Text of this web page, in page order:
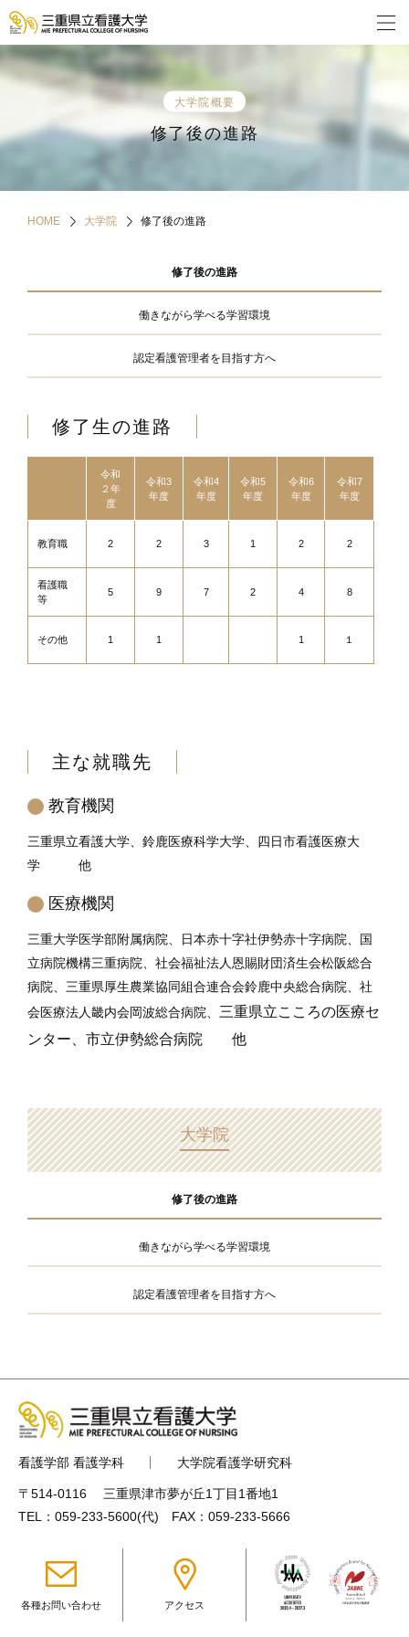
大学院概要
修了後の進路
HOME 大学院 修了後の進路
修了後の進路
働きながら学べる学習環境
認定看護管理者を目指す方へ
修了生の進路
令和
２年
度
令和3
年度
令和4
年度
令和5
年度
令和6
年度
令和7
年度
教育職 2 2 3 1 2 2
看護職
等
5 9 7 2 4 8
その他 1 1 1 １
主な就職先
教育機関
三重県立看護大学、鈴鹿医療科学大学、四日市看護医療大
学 他
医療機関
三重大学医学部附属病院、日本赤十字社伊勢赤十字病院、国
立病院機構三重病院、社会福祉法人恩賜財団済生会松阪総合
病院、三重県厚生農業協同組合連合会鈴鹿中央総合病院、社
会医療法人畿内会岡波総合病院、 三重県立こころの医療セ
ンター、 市立伊勢総合病院 他
大学院
修了後の進路
働きながら学べる学習環境
認定看護管理者を目指す方へ
看護学部 看護学科 大学院看護学研究科
〒514-0116 三重県津市夢が丘1丁目1番地1
TEL： 059-233-5600(代) FAX：059-233-5666
各種お問い合わせ アクセス